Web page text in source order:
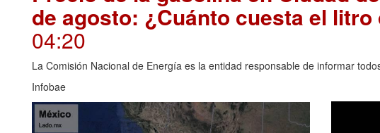
de agosto: ¿Cuánto cuesta el litro
04:20
La Comisión Nacional de Energía es la entidad responsable de informar
Infobae